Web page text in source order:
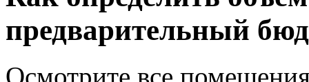
предварительный
Осмотрите все